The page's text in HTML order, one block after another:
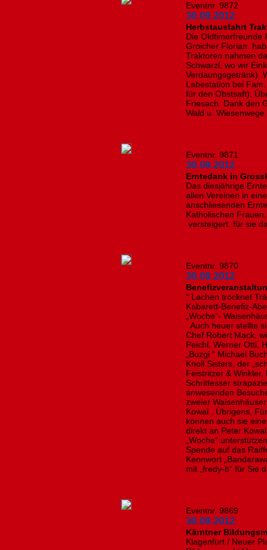
Eventnr. 9872
30.09.2012
Herbstausfahrt
Die Oldtimerfreunde
Groicher Florian
Traktoren nahmen
Schwarzl, wo wir
Verdaungsgetränk)
Labestation bei
für den Obstsaft).
Friesach. Dank den
Wald u.
Eventnr. 9871
30.09.2012
Erntedank in
Das diesjährige
allen Vereinen in
anschliesenden
Katholischen
versteigert. für sie
Eventnr. 9870
30.09.2012
" Lachen trocknet
Kabarett-Benefiz-
„Woche“-
. Auch heuer stellte
Chef Robert Mack,
Peichl, Werner Otti,
„Buzgi “ Michael
Knoll Sisters, der
Feistritzer &
Schrittesser
anwesenden
zweier
Kowal . Übrigens,
können auch sie
direkt an Peter
„Woche“
Spende auf das
Kennwort
mit „fredy-b“
Eventnr. 9869
30.09.2012
Kärntner
Klagenfurt / Neuer